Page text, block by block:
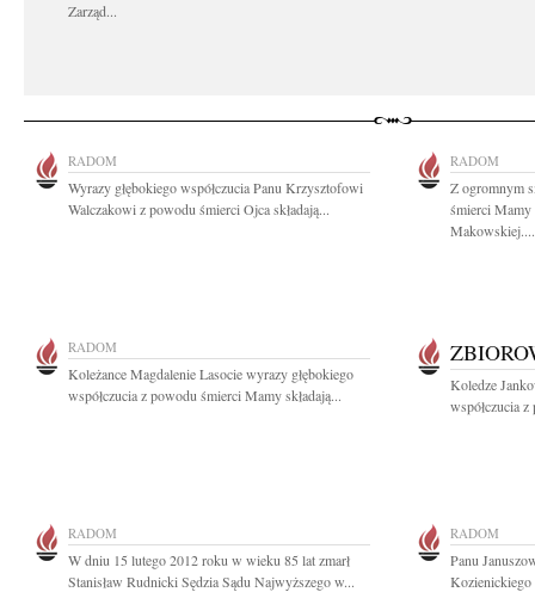
Zarząd...
RADOM
Wyrazy głębokiego współczucia Panu Krzysztofowi
Walczakowi z powodu śmierci Ojca składają...
RADOM
Z ogromnym
śmierci Mamy
Makowskiej....
RADOM
Koleżance Magdalenie Lasocie wyrazy głębokiego
współczucia z powodu śmierci Mamy składają...
Koledze
współczucia
RADOM
W dniu 15 lutego 2012 roku w wieku 85 lat zmarł
Stanisław Rudnicki Sędzia Sądu Najwyższego w...
RADOM
Panu
Kozienickiego